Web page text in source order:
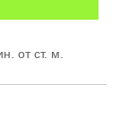
от ст. м.